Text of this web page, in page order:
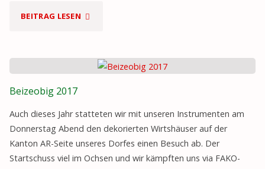
BEITRAG LESEN "GUGGETREFFE
Beizeobig 2017
Auch dieses Jahr statteten wir mit unseren Instrumenten am
Donnerstag Abend den dekorierten Wirtshäuser auf der
Kanton AR-Seite unseres Dorfes einen Besuch ab. Der
Startschuss viel im Ochsen und wir kämpften uns via FAKO-